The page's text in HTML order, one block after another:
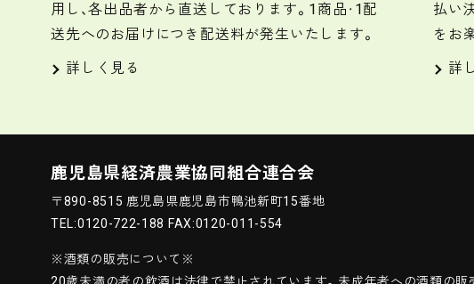
用し、各出品者から直送しております。1商品・1配
送先へのお届けにつき配送料が発生いたします。
詳しく見る
払い
をお
詳
鹿児島県経済農業協同組合連合会
〒890-8515 鹿児島県鹿児島市鴨池新町15番地
TEL:0120-722-188 FAX:0120-011-554
※酒類の販売について※